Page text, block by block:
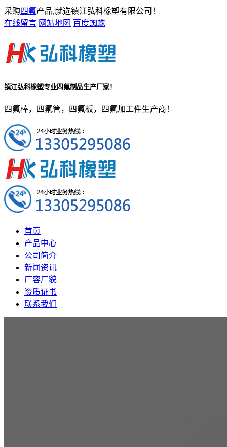
采购四氟产品,就选镇江弘科橡塑有限公司！
在线留言 网站地图 百度蜘蛛
镇江弘科橡塑专业四氟制品生产厂家！
四氟棒，四氟管，四氟板，四氟加工件生产商！
首页
产品中心
公司简介
新闻资讯
厂容厂貌
资质证书
联系我们